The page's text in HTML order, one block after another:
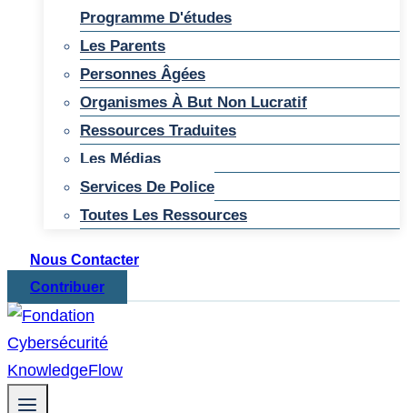
Programme D'études
Les Parents
Personnes Âgées
Organismes À But Non Lucratif
Ressources Traduites
Les Médias
Services De Police
Toutes Les Ressources
Nous Contacter
Contribuer